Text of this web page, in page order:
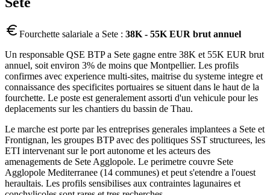
Fourchette salariale a Sete : 38K - 55K EUR brut annuel
Un responsable QSE BTP a Sete gagne entre 38K et 55K EUR brut
annuel, soit environ 3% de moins que Montpellier. Les profils
confirmes avec experience multi-sites, maitrise du systeme integre et
connaissance des specificites portuaires se situent dans le haut de la
fourchette. Le poste est generalement assorti d'un vehicule pour les
deplacements sur les chantiers du bassin de Thau.
Le marche est porte par les entreprises generales implantees a Sete et
Frontignan, les groupes BTP avec des politiques SST structurees, les
ETI intervenant sur le port autonome et les acteurs des
amenagements de Sete Agglopole. Le perimetre couvre Sete
Agglopole Mediterranee (14 communes) et peut s'etendre a l'ouest
heraultais. Les profils sensibilises aux contraintes lagunaires et